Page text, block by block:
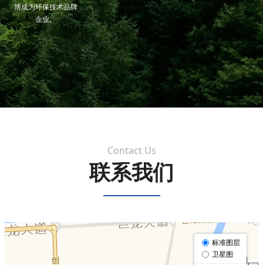
Contact Us
联系我们
博成为环保技术品牌
企业。